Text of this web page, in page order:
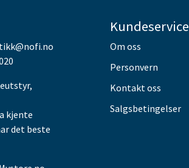
kjente
det beste
Kundeservice
Om oss
Personvern
Kontakt oss
Salgsbetingelser